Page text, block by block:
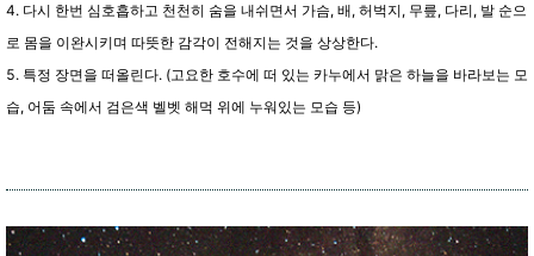
4. 다시 한번 심호흡하고 천천히 숨을 내쉬면서 가슴, 배, 허벅지, 무릎, 다리, 발 순으
로 몸을 이완시키며 따뜻한 감각이 전해지는 것을 상상한다.
5. 특정 장면을 떠올린다. (고요한 호수에 떠 있는 카누에서 맑은 하늘을 바라보는 모
습, 어둠 속에서 검은색 벨벳 해먹 위에 누워있는 모습 등)